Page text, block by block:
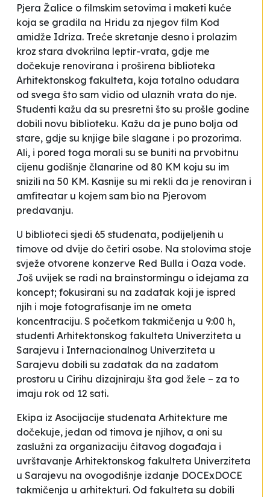
Pjera Žalice o filmskim setovima i maketi kuće
koja se gradila na Hridu za njegov film Kod
amidže Idriza. Treće skretanje desno i prolazim
kroz stara dvokrilna leptir-vrata, gdje me
dočekuje renovirana i proširena biblioteka
Arhitektonskog fakulteta, koja totalno odudara
od svega što sam vidio od ulaznih vrata do nje.
Studenti kažu da su presretni što su prošle godine
dobili novu biblioteku. Kažu da je puno bolja od
stare, gdje su knjige bile slagane i po prozorima.
Ali, i pored toga morali su se buniti na prvobitnu
cijenu godišnje članarine od 80 KM koju su im
snizili na 50 KM. Kasnije su mi rekli da je renoviran i
amfiteatar u kojem sam bio na Pjerovom
predavanju.
U biblioteci sjedi 65 studenata, podijeljenih u
timove od dvije do četiri osobe. Na stolovima stoje
svježe otvorene konzerve Red Bulla i Oaza vode.
Još uvijek se radi na brainstormingu o idejama za
koncept; fokusirani su na zadatak koji je ispred
njih i moje fotografisanje im ne ometa
koncentraciju. S početkom takmičenja u 9:00 h,
studenti Arhitektonskog fakulteta Univerziteta u
Sarajevu i Internacionalnog Univerziteta u
Sarajevu dobili su zadatak da na zadatom
prostoru u Cirihu dizajniraju šta god žele – za to
imaju rok od 12 sati.
Ekipa iz Asocijacije studenata Arhitekture me
dočekuje, jedan od timova je njihov, a oni su
zaslužni za organizaciju čitavog događaja i
uvrštavanje Arhitektonskog fakulteta Univerziteta
u Sarajevu na ovogodišnje izdanje DOCExDOCE
takmičenja u arhitekturi. Od fakulteta su dobili